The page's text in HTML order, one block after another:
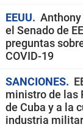
EEUU
Anthony
el Senado de
preguntas
COVID-19
SANCIONES
ministro de las
de Cuba y a la
industria militar